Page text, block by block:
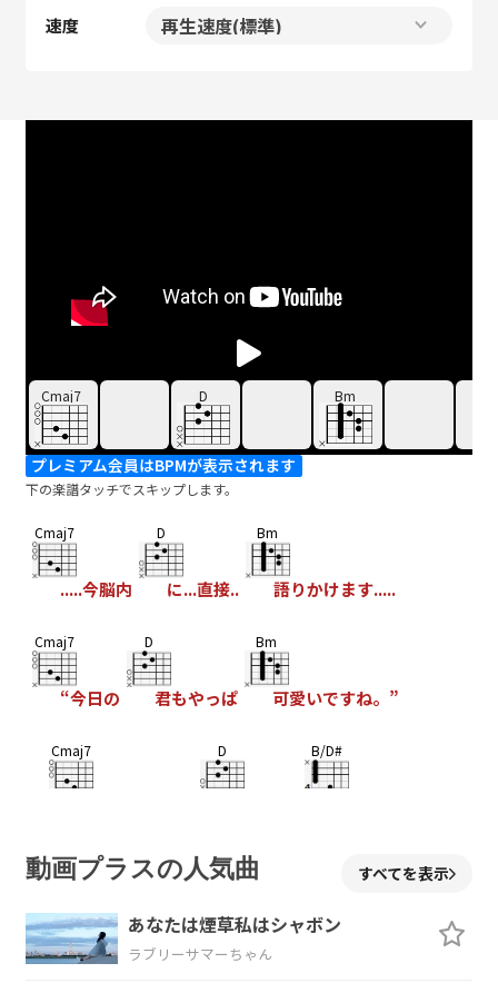
速度
Cmaj7 D Bm
プレミアム会員はBPMが表示されます
下の楽譜タッチでスキップします。
Cmaj7
.....今脳内
D
に...直接..
Bm
語りかけます.....
Cmaj7
“今日の
D
君もやっぱ
Bm
可愛いですね。”
Cmaj7 D B/D#
Cmaj7 D G
動画プラスの人気曲 すべてを表示
あなたは煙草私はシャボン
ラブリーサマーちゃん